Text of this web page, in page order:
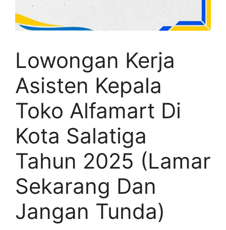
Lowongan Kerja
Asisten Kepala
Toko Alfamart Di
Kota Salatiga
Tahun 2025 (Lamar
Sekarang Dan
Jangan Tunda)